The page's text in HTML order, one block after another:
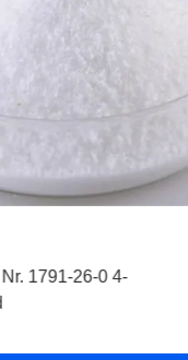
1791-26-0 4-